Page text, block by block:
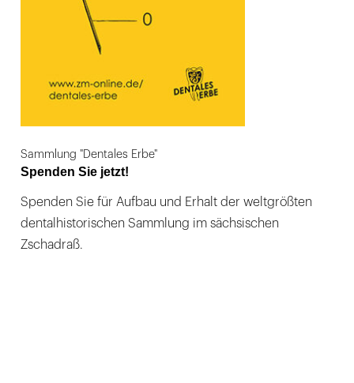
Sammlung "Dentales Erbe"
Spenden Sie jetzt!
Spenden Sie für Aufbau und Erhalt der weltgrößten
dentalhistorischen Sammlung im sächsischen
Zschadraß.